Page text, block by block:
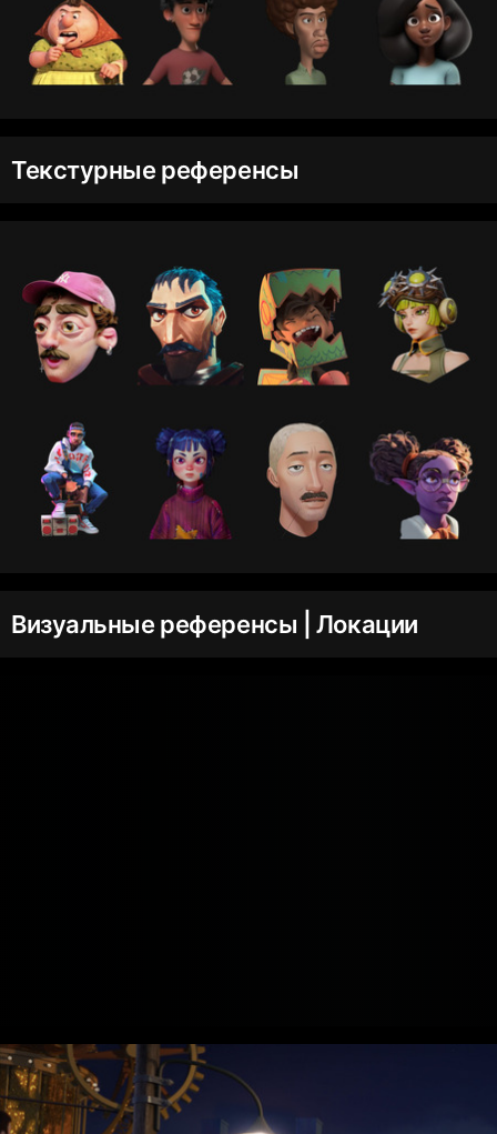
Текстурные референсы
Визуальные референсы | Локации